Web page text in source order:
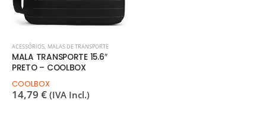
ACESSÓRIOS, MALAS DE TRANSPORTE
MALA TRANSPORTE 15.6″
PRETO – COOLBOX
COOLBOX
14,79 € (IVA Incl.)